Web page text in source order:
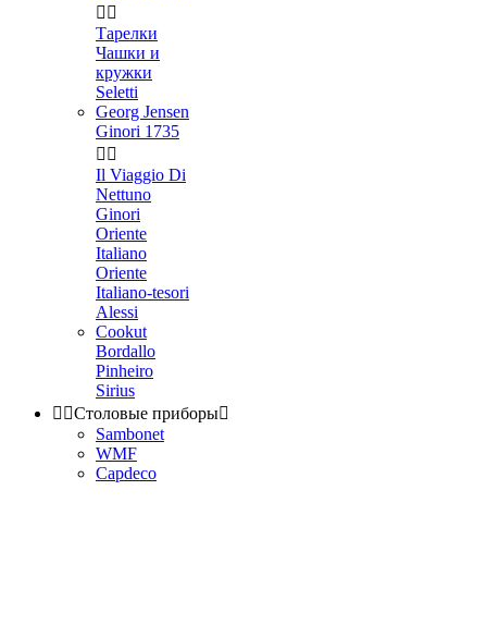
 
Тарелки
Чашки и
кружки
Seletti
Georg Jensen
Ginori 1735
 
Il Viaggio Di
Nettuno
Ginori
Oriente
Italiano
Oriente
Italiano-tesori
Alessi
Cookut
Bordallo
Pinheiro
Sirius
 Столовые приборы
Sambonet
WMF
Capdeco